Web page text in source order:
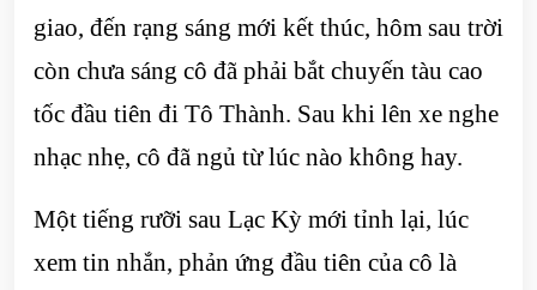
giao, đến rạng sáng mới kết thúc, hôm sau trời
còn chưa sáng cô đã phải bắt chuyến tàu cao
tốc đầu tiên đi Tô Thành. Sau khi lên xe nghe
nhạc nhẹ, cô đã ngủ từ lúc nào không hay.
Một tiếng rưỡi sau Lạc Kỳ mới tỉnh lại, lúc
xem tin nhắn, phản ứng đầu tiên của cô là